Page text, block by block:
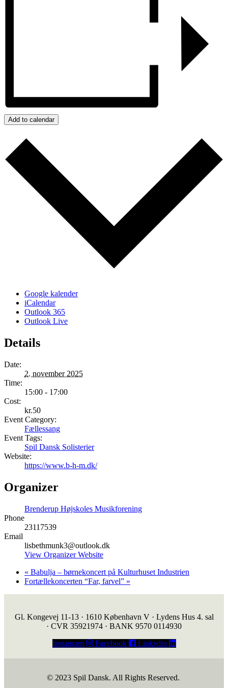
Add to calendar
Google kalender
iCalendar
Outlook 365
Outlook Live
Details
Date:
2. november 2025
Time:
15:00 - 17:00
Cost:
kr.50
Event Category:
Fællessang
Event Tags:
Spil Dansk Solisterier
Website:
https://www.b-h-m.dk/
Organizer
Brenderup Højskoles Musikforening
Phone
23117539
Email
lisbethmunk3@outlook.dk
View Organizer Website
« Babulja – børnekoncert på Kulturhuset Industrien
Fortællekoncerten “Far, farvel” »
Gl. Kongevej 11-13 · 1610 København V · Lydens Hus 4. sal
· CVR 35921974 · BANK 9570 0114930
Instagram
Facebook Linkedin
© 2023 Spil Dansk. All Rights Reserved.